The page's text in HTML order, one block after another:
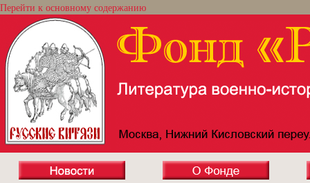
Перейти к основному содержанию